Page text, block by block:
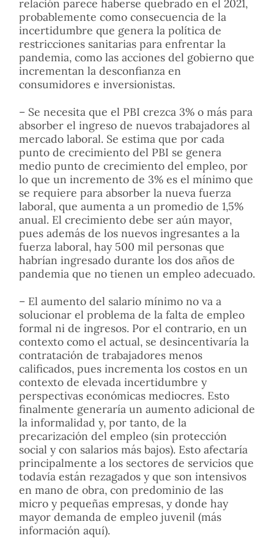
relación parece haberse quebrado en el 2021,
probablemente como consecuencia de la
incertidumbre que genera la política de
restricciones sanitarias para enfrentar la
pandemia, como las acciones del gobierno que
incrementan la desconfianza en
consumidores e inversionistas.
– Se necesita que el PBI crezca 3% o más para
absorber el ingreso de nuevos trabajadores al
mercado laboral. Se estima que por cada
punto de crecimiento del PBI se genera
medio punto de crecimiento del empleo, por
lo que un incremento de 3% es el mínimo que
se requiere para absorber la nueva fuerza
laboral, que aumenta a un promedio de 1,5%
anual. El crecimiento debe ser aún mayor,
pues además de los nuevos ingresantes a la
fuerza laboral, hay 500 mil personas que
habrían ingresado durante los dos años de
pandemia que no tienen un empleo adecuado.
– El aumento del salario mínimo no va a
solucionar el problema de la falta de empleo
formal ni de ingresos. Por el contrario, en un
contexto como el actual, se desincentivaría la
contratación de trabajadores menos
calificados, pues incrementa los costos en un
contexto de elevada incertidumbre y
perspectivas económicas mediocres. Esto
finalmente generaría un aumento adicional de
la informalidad y, por tanto, de la
precarización del empleo (sin protección
social y con salarios más bajos). Esto afectaría
principalmente a los sectores de servicios que
todavía están rezagados y que son intensivos
en mano de obra, con predominio de las
micro y pequeñas empresas, y donde hay
mayor demanda de empleo juvenil (más
información aquí).